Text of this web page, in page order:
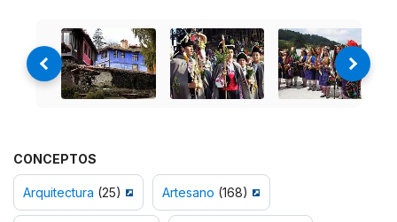
CONCEPTOS
Arquitectura (25) Artesano (168)